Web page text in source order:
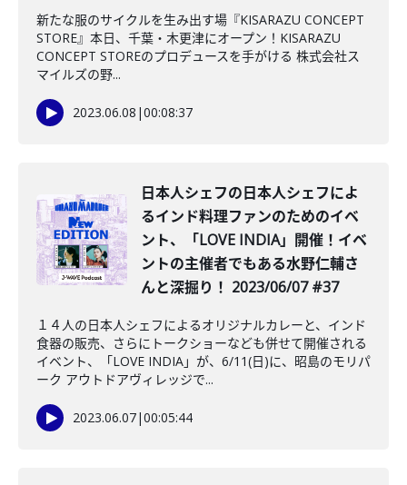
新たな服のサイクルを生み出す場『KISARAZU CONCEPT
STORE』本日、千葉・木更津にオープン！KISARAZU
CONCEPT STOREのプロデュースを手がける 株式会社ス
マイルズの野...
2023.06.08 |00:08:37
日本人シェフの日本人シェフによ
るインド料理ファンのためのイベ
ント、「LOVE INDIA」開催！イベ
ントの主催者でもある水野仁輔さ
んと深掘り！ 2023/06/07 #37
１４人の日本人シェフによるオリジナルカレーと、インド
食器の販売、さらにトークショーなども併せて開催される
イベント、「LOVE INDIA」が、6/11(日)に、昭島のモリパ
ーク アウトドアヴィレッジで...
2023.06.07|00:05:44